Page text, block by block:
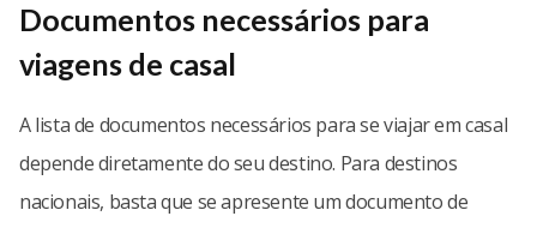
Documentos necessários para
viagens de casal
A lista de documentos necessários para se viajar em casal
depende diretamente do seu destino. Para destinos
nacionais, basta que se apresente um documento de